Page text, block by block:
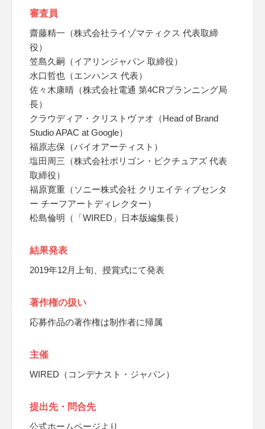
審査員
齋藤精一（株式会社ライゾマティクス 代表取締
役）
笠島久嗣（イアリンジャパン 取締役）
水口哲也（エンハンス 代表）
佐々木康晴（株式会社電通 第4CRプランニング局
長）
クラウディア・クリストヴァオ（Head of Brand
Studio APAC at Google）
福原志保（バイオアーティスト）
塩田周三（株式会社ポリゴン・ピクチュアズ 代表
取締役）
福原寛重（ソニー株式会社 クリエイティブセンタ
ー チーフアートディレクター）
松島倫明（「WIRED」日本版編集長）
結果発表
2019年12月上旬、授賞式にて発表
著作権の扱い
応募作品の著作権は制作者に帰属
主催
WIRED（コンデナスト・ジャパン）
提出先・問合先
公式ホームページより